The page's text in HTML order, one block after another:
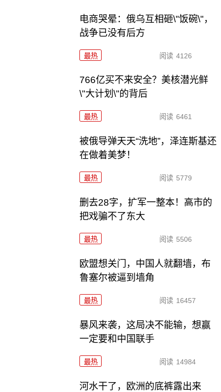
电商哭晕：俄乌互相砸\"饭碗\"，
战争已没有后方
最热 阅读 4126
766亿买不来安全？美核潜光鲜
\"大计划\"的背后
最热 阅读 6461
被俄导弹天天“洗地”，泽连斯基还
在做着美梦！
最热 阅读 5779
删去28字，扩军一整本！高市的
把戏骗不了东大
最热 阅读 5506
欧盟想关门，中国人就翻墙，布
鲁塞尔被逼到墙角
最热 阅读 16457
暴风来袭，这局决不能输，想赢
一定要和中国联手
最热 阅读 14984
河水干了，欧洲的底裤露出来